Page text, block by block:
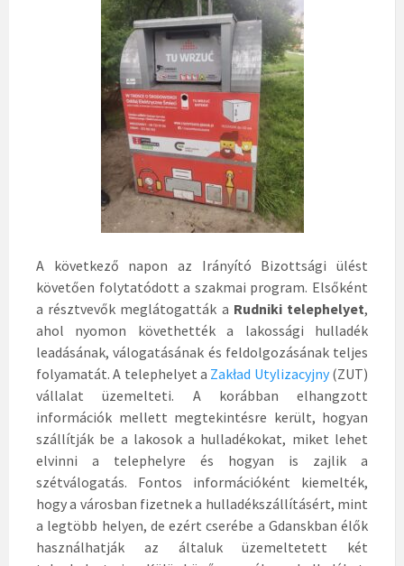
A következő napon az Irányító Bizottsági ülést
követően folytatódott a szakmai program. Elsőként
a résztvevők meglátogatták a Rudniki telephelyet,
ahol nyomon követhették a lakossági hulladék
leadásának, válogatásának és feldolgozásának teljes
folyamatát. A telephelyet a Zakład Utylizacyjny(ZUT)
vállalat üzemelteti. A korábban elhangzott
információk mellett megtekintésre került, hogyan
szállítják be a lakosok a hulladékokat, miket lehet
elvinni a telephelyre és hogyan is zajlik a
szétválogatás. Fontos információként kiemelték,
hogy a városban fizetnek a hulladékszállításért, mint
a legtöbb helyen, de ezért cserébe a Gdanskban élők
használhatják az általuk üzemeltetett két